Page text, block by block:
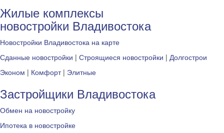
Жилые комплексы
новостройки Владивостока
Новостройки Владивостока на карте
Сданные новостройки | Строящиеся новостройки | Долгострои
Эконом | Комфорт| Элитные
Застройщики Владивостока
Обмен на новостройку
Ипотека в новостройке